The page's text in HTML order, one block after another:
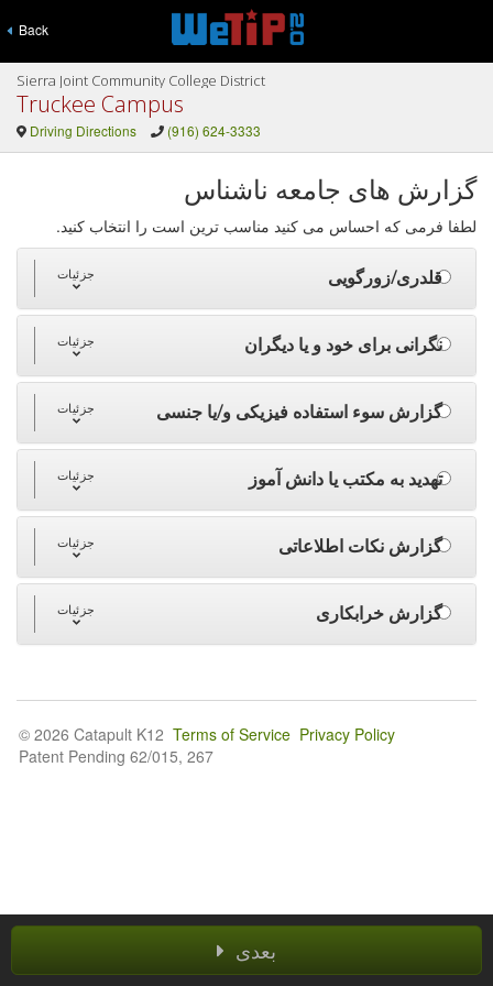
Back
Sierra Joint Community College District
Truckee Campus
Driving Directions (916) 624-3333
گزارش های جامعه ناشناس
لطفا فرمی که احساس می کنید مناسب ترین است را انتخاب کنید.
قلدری/زورگویی جزئیات
نگرانی برای خود و یا دیگران جزئیات
گزارش سوء استفاده فیزیکی و/یا جنسی جزئیات
تهدید به مکتب یا دانش آموز جزئیات
گزارش نکات اطلاعاتی جزئیات
گزارش خرابکاری جزئیات
بعدی
© 2026 Catapult K12 Terms of Service Privacy Policy
Patent Pending 62/015, 267